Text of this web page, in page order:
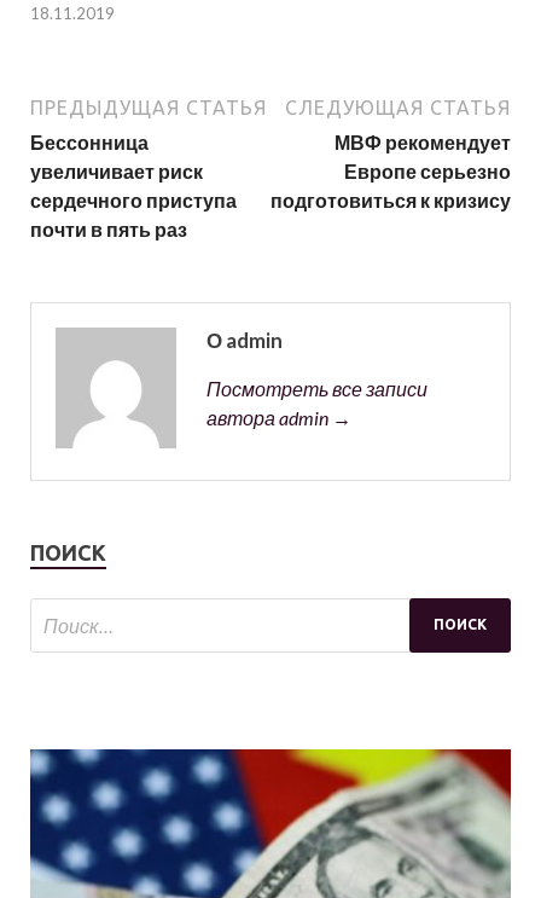
18.11.2019
ПРЕДЫДУЩАЯ СТАТЬЯ
Бессонница
увеличивает риск
сердечного приступа
почти в пять раз
СЛЕДУЮЩАЯ СТАТЬЯ
МВФ рекомендует
Европе серьезно
подготовиться к кризису
О admin
Посмотреть все записи
автора admin →
ПОИСК